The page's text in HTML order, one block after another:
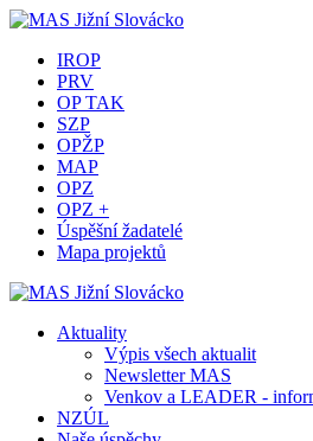
IROP
PRV
OP TAK
SZP
OPŽP
MAP
OPZ
OPZ +
Úspěšní žadatelé
Mapa projektů
Aktuality
Výpis všech aktualit
Newsletter MAS
Venkov a LEADER -
NZÚL